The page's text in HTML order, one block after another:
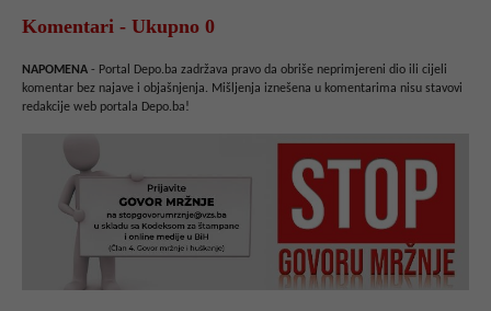
Komentari - Ukupno 0
NAPOMENA - Portal Depo.ba zadržava pravo da obriše neprimjereni dio ili cijeli
komentar bez najave i objašnjenja. Mišljenja iznešena u komentarima nisu stavovi
redakcije web portala Depo.ba!